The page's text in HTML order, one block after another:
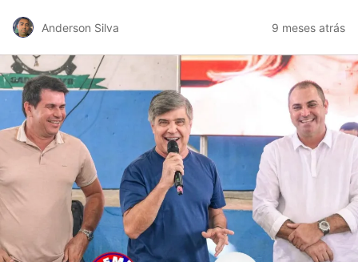
Anderson Silva 9 meses atrás